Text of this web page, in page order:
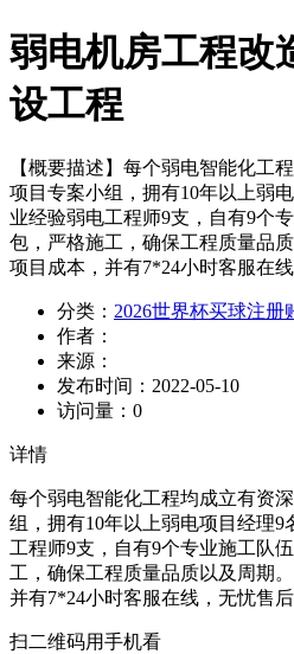
弱电机房工程改
设工程
【概要描述】 每个弱电智能化工
项目专案小组，拥有10年以上弱
业经验弱电工程师9支，自有9个
包，严格施工，确保工程质量品
项目成本，并有7*24小时客服在线
分类： 2026世界杯买球注册
作者：
来源：
发布时间： 2022-05-10
访问量： 0
详情
每个弱电智能化工程均成立有资
组，拥有10年以上弱电项目经理9
工程师9支，自有9个专业施工队
工，确保工程质量品质以及周期
并有7*24小时客服在线，无忧售后
扫二维码用手机看